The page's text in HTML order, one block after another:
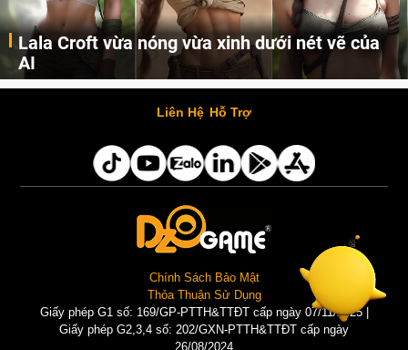
Lala Croft vừa nóng vừa xinh dưới nét vẽ của
AI
Cùng đến với những hình ảnh Lala Croft của Tomb Raider dưới nét vẽ của AI. Một cô nàng xinh đẹp, nóng bỏng nhưng cũng rắn rỏi và mạnh mẽ.
Liên Hệ Hỗ Trợ
Chính Sách Bảo Mật
Thỏa Thuận Sử Dụng
Giấy phép G1 số: 169/GP-PTTH&TTĐT cấp ngày 07/11/2025 |
Giấy phép G2,3,4 số: 202/GXN-PTTH&TTĐT cấp ngày
26/08/2024